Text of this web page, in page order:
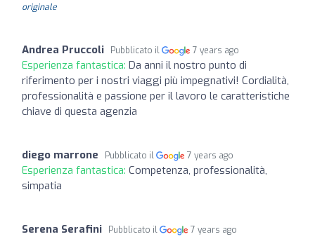
originale
Andrea Pruccoli Pubblicato il 7 years ago
Esperienza fantastica: Da anni il nostro punto di
riferimento per i nostri viaggi più impegnativi! Cordialità,
professionalità e passione per il lavoro le caratteristiche
chiave di questa agenzia
diego marrone Pubblicato il 7 years ago
Esperienza fantastica: Competenza, professionalità,
simpatia
Serena Serafini Pubblicato il 7 years ago